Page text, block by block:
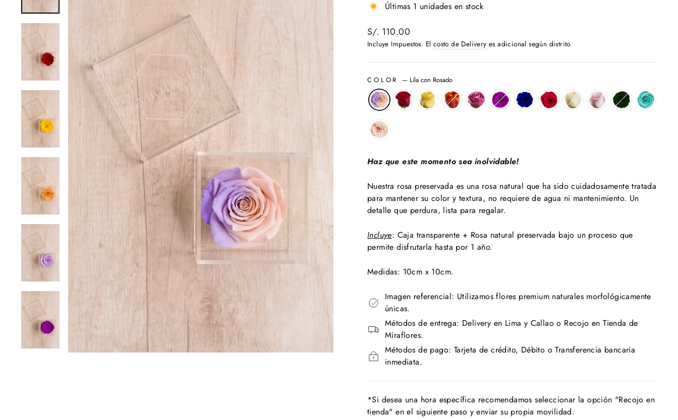
Últimas 1 unidades en stock
Precio
habitual
S/. 110.00
Incluye Impuestos. El costo de Delivery es adicional según distrito.
COLOR — Lila con Rosado
Haz que este momento sea inolvidable!
Nuestra rosa preservada es una rosa natural que ha sido cuidadosamente tratada
para mantener su color y textura, no requiere de agua ni mantenimiento. Un
detalle que perdura, lista para regalar.
Incluye: Caja transparente + Rosa natural preservada bajo un proceso que
permite disfrutarla hasta por 1 año.
Medidas: 10cm x 10cm.
Imagen referencial: Utilizamos flores premium naturales morfológicamente
únicas.
Métodos de entrega: Delivery en Lima y Callao o Recojo en Tienda de
Miraflores.
Métodos de pago: Tarjeta de crédito, Débito o Transferencia bancaria
inmediata.
*Si desea una hora específica recomendamos seleccionar la opción "Recojo en
tienda" en el siguiente paso y enviar su propia movilidad.